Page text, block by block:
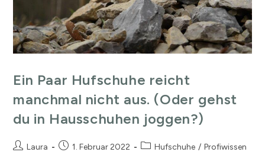
Ein Paar Hufschuhe reicht
manchmal nicht aus. (Oder gehst
du in Hausschuhen joggen?)
Laura 1. Februar 2022 Hufschuhe / Profiwissen